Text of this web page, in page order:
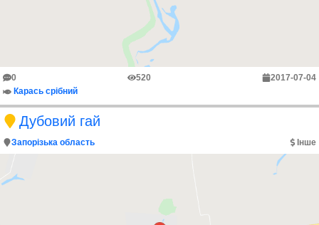
0 520
2017-07-04
Карась срібний
Дубовий гай
Запорізька область Інше